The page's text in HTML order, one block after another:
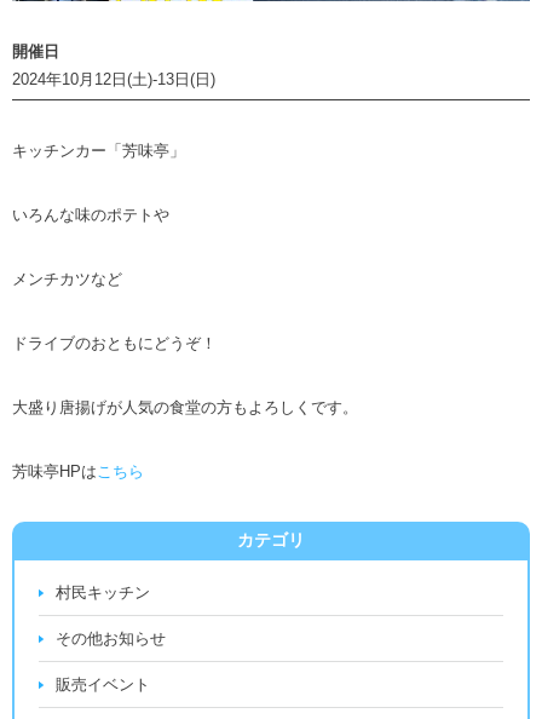
開催日
2024年10月12日(土)-13日(日)
キッチンカー「芳味亭」
いろんな味のポテトや
メンチカツなど
ドライブのおともにどうぞ！
大盛り唐揚げが人気の食堂の方もよろしくです。
芳味亭HPは こちら
カテゴリ
村民キッチン
その他お知らせ
販売イベント